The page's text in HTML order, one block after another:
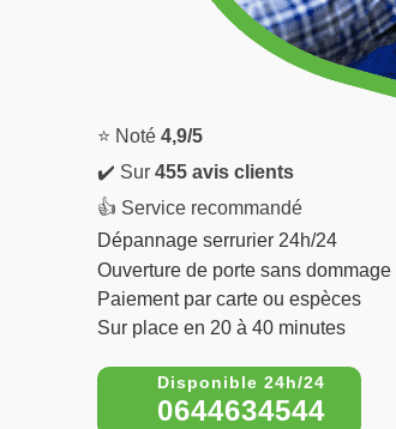
⭐ Noté 4,9/5
✔️ Sur 455 avis clients
👍 Service recommandé
Dépannage serrurier 24h/24
Ouverture de porte sans dommage
Paiement par carte ou espèces
Sur place en 20 à 40 minutes
0644634544